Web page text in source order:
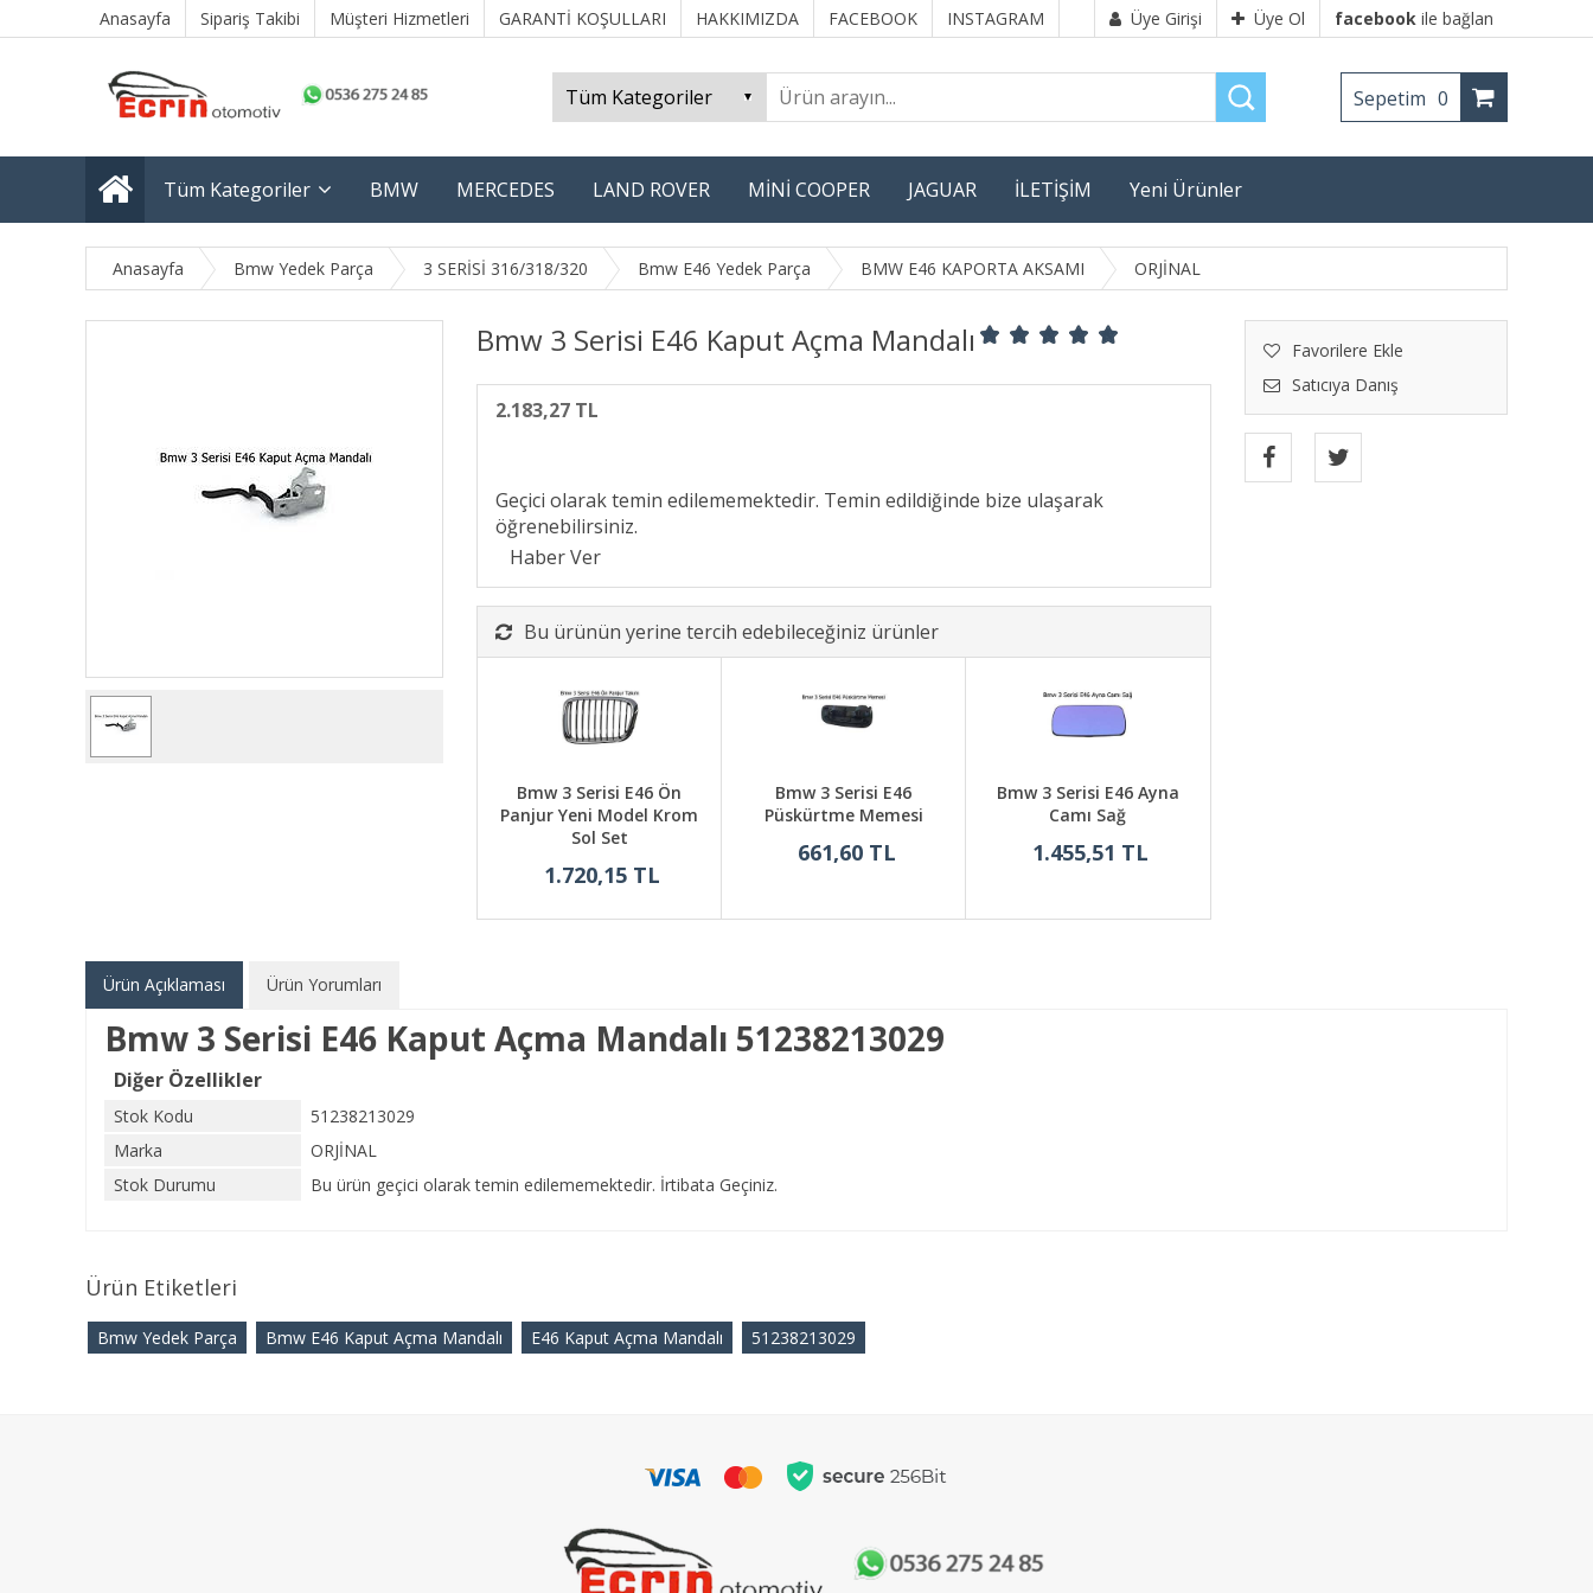
Anasayfa Sipariş Takibi Müşteri Hizmetleri GARANTİ KOŞULLARI HAKKIMIZDA FACEBOOK INSTAGRAM Üye Girişi Üye Ol facebook ile bağlan
Sepetim 0
Tüm Kategoriler BMW MERCEDES LAND ROVER MİNİ COOPER JAGUAR İLETİŞİM Yeni Ürünler
Anasayfa Bmw Yedek Parça 3 SERİSİ 316/318/320 Bmw E46 Yedek Parça BMW E46 KAPORTA AKSAMI ORJİNAL
Bmw 3 Serisi E46 Kaput Açma Mandalı
Favorilere Ekle
Satıcıya Danış
2.183,27 TL
Geçici olarak temin edilememektedir. Temin edildiğinde bize ulaşarak
öğrenebilirsiniz.
Bu ürünün yerine tercih edebileceğiniz ürünler
Bmw 3 Serisi E46 Ön
Panjur Yeni Model Krom
Sol Set
1.720,15 TL
Bmw 3 Serisi E46
Püskürtme Memesi
661,60 TL
Bmw 3 Serisi E46 Ayna
Camı Sağ
1.455,51 TL
Ürün Açıklaması Ürün Yorumları
Bmw 3 Serisi E46 Kaput Açma Mandalı 51238213029
Diğer Özellikler
Stok Kodu
51238213029
Marka
ORJİNAL
Stok Durumu
Bu ürün geçici olarak temin edilememektedir. İrtibata Geçiniz.
Ürün Etiketleri
Bmw Yedek Parça Bmw E46 Kaput Açma Mandalı E46 Kaput Açma Mandalı 51238213029